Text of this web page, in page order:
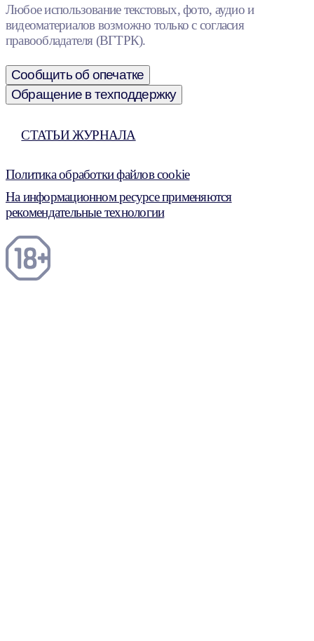
Любое использование текстовых, фото, аудио и
видеоматериалов возможно только с согласия
правообладателя (ВГТРК).
Сообщить об опечатке
Обращение в техподдержку
СТАТЬИ ЖУРНАЛА
Политика обработки файлов cookie
На информационном ресурсе применяются
рекомендательные технологии